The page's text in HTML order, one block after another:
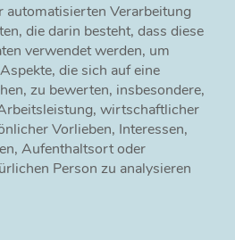
Verarbeitung
die darin besteht, dass diese
verwendet werden, um
die sich auf eine
zu bewerten, insbesondere,
wirtschaftlicher
Vorlieben, Interessen,
Aufenthaltsort oder
Person zu analysieren